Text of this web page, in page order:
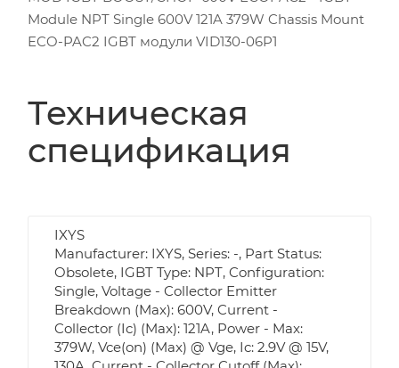
Module NPT Single 600V 121A 379W Chassis Mount
ECO-PAC2 IGBT модули VID130-06P1
Техническая
спецификация
IXYS
Manufacturer: IXYS, Series: -, Part Status:
Obsolete, IGBT Type: NPT, Configuration:
Single, Voltage - Collector Emitter
Breakdown (Max): 600V, Current -
Collector (Ic) (Max): 121A, Power - Max:
379W, Vce(on) (Max) @ Vge, Ic: 2.9V @ 15V,